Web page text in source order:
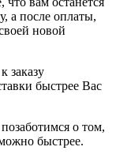
а после оплаты,
новой
заказу
быстрее Вас
о том,
быстрее.